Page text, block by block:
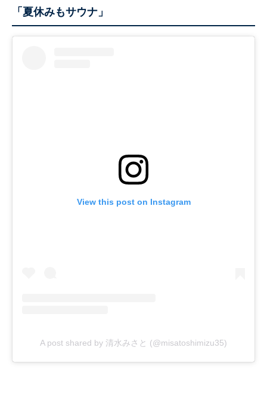
「夏休みもサウナ」
View this post on Instagram
A post shared by 清水みさと (@misatoshimizu35)